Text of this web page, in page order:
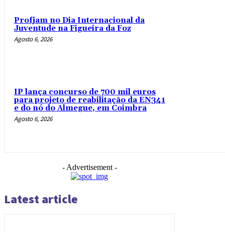
Profjam no Dia Internacional da
Juventude na Figueira da Foz
Agosto 6, 2026
IP lança concurso de 700 mil euros
para projeto de reabilitação da EN341
e do nó do Almegue, em Coimbra
Agosto 6, 2026
- Advertisement -
Latest article